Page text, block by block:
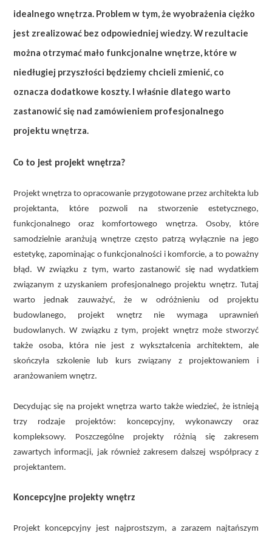
idealnego wnętrza. Problem w tym, że wyobrażenia ciężko
jest zrealizować bez odpowiedniej wiedzy. W rezultacie
można otrzymać mało funkcjonalne wnętrze, które w
niedługiej przyszłości będziemy chcieli zmienić, co
oznacza dodatkowe koszty. I właśnie dlatego warto
zastanowić się nad zamówieniem profesjonalnego
projektu wnętrza.
Co to jest projekt wnętrza?
Projekt wnętrza to opracowanie przygotowane przez architekta lub
projektanta, które pozwoli na stworzenie estetycznego,
funkcjonalnego oraz komfortowego wnętrza. Osoby, które
samodzielnie aranżują wnętrze często patrzą wyłącznie na jego
estetykę, zapominając o funkcjonalności i komforcie, a to poważny
błąd. W związku z tym, warto zastanowić się nad wydatkiem
związanym z uzyskaniem profesjonalnego projektu wnętrz. Tutaj
warto jednak zauważyć, że w odróżnieniu od projektu
budowlanego, projekt wnętrz nie wymaga uprawnień
budowlanych. W związku z tym, projekt wnętrz może stworzyć
także osoba, która nie jest z wykształcenia architektem, ale
skończyła szkolenie lub kurs związany z projektowaniem i
aranżowaniem wnętrz.
Decydując się na projekt wnętrza warto także wiedzieć, że istnieją
trzy rodzaje projektów: koncepcyjny, wykonawczy oraz
kompleksowy. Poszczególne projekty różnią się zakresem
zawartych informacji, jak również zakresem dalszej współpracy z
projektantem.
Koncepcyjne projekty wnętrz
Projekt koncepcyjny jest najprostszym, a zarazem najtańszym